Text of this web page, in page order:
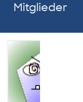
Mitglieder